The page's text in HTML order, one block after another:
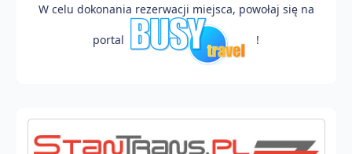
W celu dokonania rezerwacji miejsca, powołaj się na
portal !